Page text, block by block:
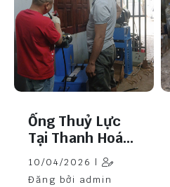
Ống Thuỷ Lực
Tại Thanh Hoá
Năm 2026
10/04/2026 |
Đăng bởi admin